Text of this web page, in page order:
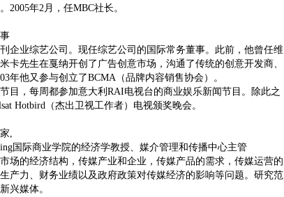
2005年2月，任MBC社长。
业综艺公司。现任综艺公司的国际常务董事。此前，他曾任维
卡先生在戛纳开创了广告创意市场，沟通了传统的创意开发商、
年他又参与创立了BCMA（品牌内容销售协会）。
，每周都参加意大利RAI电视台的商业娱乐新闻节目。除此之
Hotbird（杰出卫视工作者）电视颁奖晚会。
,
国际商业学院的经济学教授、媒介管理和传播中心主管
的经济结构，传媒产业和企业，传媒产品的需求，传媒运营的
产力、财务业绩以及政府政策对传媒经济的影响等问题。研究范
兴媒体。